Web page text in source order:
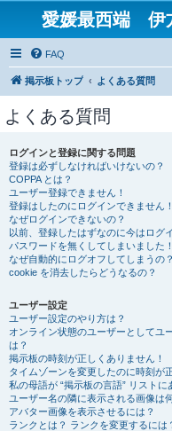
愛媛最西端 伊
FAQ
掲示板トップ よくある質問
よくある質問
ログインと登録に関する問題
登録は必ずしなければいけないの？
COPPA とは？
ユーザー登録できません！
登録はしたのにログインできません！
なぜログインできないの？
以前、登録したはずなのに今はログ
パスワードを無くしてしまいました！
なぜ自動的にログオフしてしまうの？
cookie を消去したらどうなるの？
ユーザー設定
ユーザー設定のやり方は？
オンライン状態のユーザーとしてユ
は？
掲示板の時刻が正しくありません！
タイムゾーンを変更したのに時刻が
私の母語が “掲示板の言語” リストに
ユーザー名の隣に表示される画像は
アバター画像を表示させるには？
ランクとは？ ランクを変更するには